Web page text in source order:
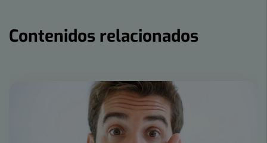
Contenidos relacionados